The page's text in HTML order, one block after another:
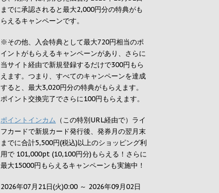
までに承認されると最大2,000円分の特典がも
らえるキャンペーンです。
※その他、入会特典として最大720円相当のポ
イントがもらえるキャンペーンがあり、さらに
当サイト経由で新規登録するだけで300円もら
えます。つまり、すべてのキャンペーンを達成
すると、最大3,020円分の特典がもらえます。
ポイント交換完了でさらに100円もらえます。
ポイントインカム （この特別URL経由で）ライ
フカードで新規カード発行後、発券月の翌月末
までに合計5,500円(税込)以上のショッピング利
用で 101,000pt (10,100円分)もらえる！さらに
最大15000円もらえるキャンペーンも実施中！
2026年07月21日(火)0:00 ～ 2026年09月02日